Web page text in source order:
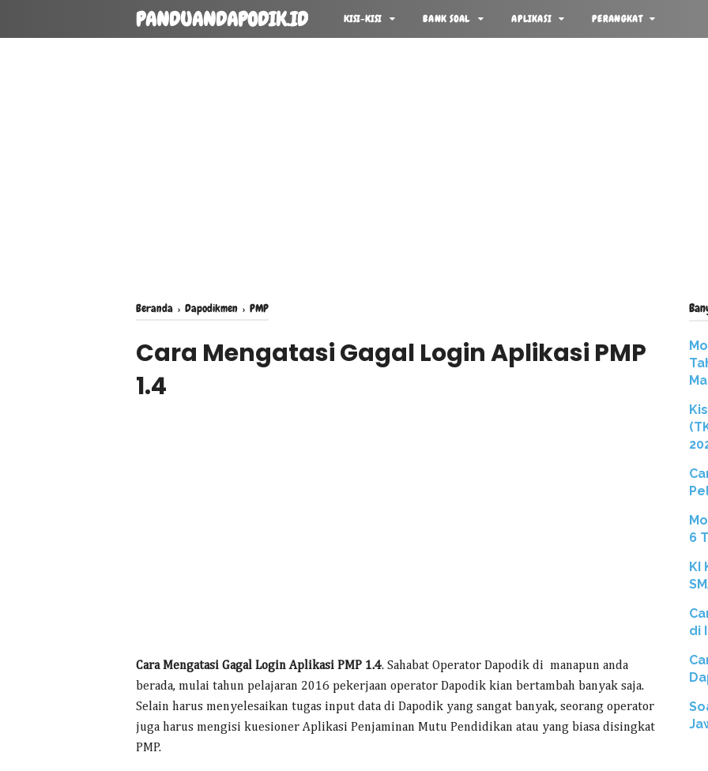
PANDUANDAPODIK.ID KISI-KISI BANK SOAL APLIKASI PERANGKAT
Beranda › Dapodikmen › PMP
Cara Mengatasi Gagal Login Aplikasi PMP
1.4
Cara Mengatasi Gagal Login Aplikasi PMP 1.4. Sahabat Operator Dapodik di manapun anda
berada, mulai tahun pelajaran 2016 pekerjaan operator Dapodik kian bertambah banyak saja.
Selain harus menyelesaikan tugas input data di Dapodik yang sangat banyak, seorang operator
juga harus mengisi kuesioner Aplikasi Penjaminan Mutu Pendidikan atau yang biasa disingkat
PMP.
6
KI
di